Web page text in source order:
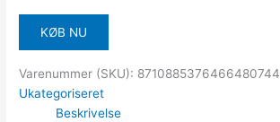
KØB NU
Varenummer (SKU): 8710885376466480744
Ukategoriseret
Beskrivelse